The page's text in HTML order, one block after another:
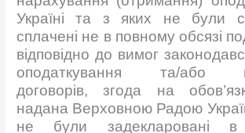
Україні та з яких не були
сплачені не в повному обсязі
відповідно до вимог
оподаткування та/або
договорів, згода на
надана Верховною Радою
не були задекларовані в